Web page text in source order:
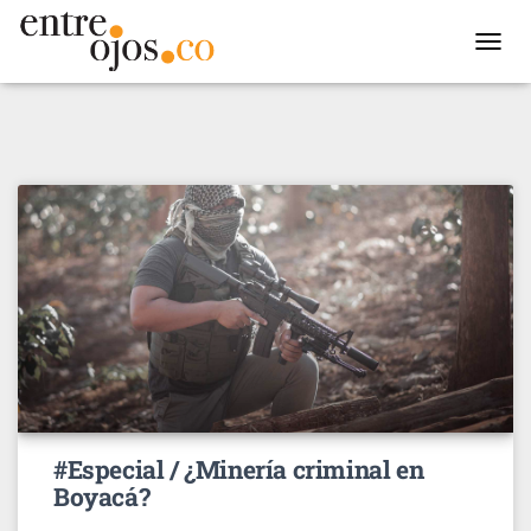
#Especial / ¿Minería criminal en
Boyacá?